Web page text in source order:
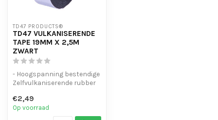
TD47 PRODUCTS®
TD47 VULKANISERENDE
TAPE 19MM X 2,5M
ZWART
- Hoogspanning bestendige
Zelfvulkaniserende rubber
- Waterdicht of Lucht ...
€2,49
Op voorraad